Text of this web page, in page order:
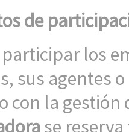
de
los
sus agentes
con la
se